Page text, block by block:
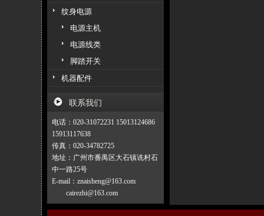
纹身电源
电源主机
电源线类
脚踏开关
机器配件
联系我们
电话：020-31072231 15013124686
15913117638
传真：020-34782725
地址：广州市番禺区大石镇诜村石
中一路25号
E-mail：znaisheng@163.com
cairezhi@163.com